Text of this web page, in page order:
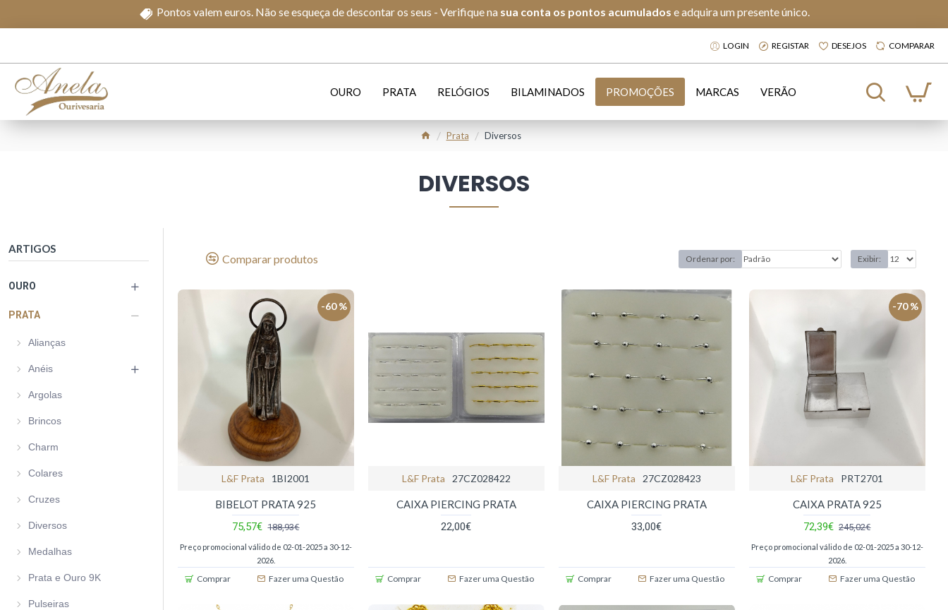
Pontos valem euros. Não se esqueça de descontar os seus - Verifique na sua conta os pontos acumulados e adquira um presente único.
LOGIN REGISTAR DESEJOS COMPARAR
OURO PRATA RELÓGIOS BILAMINADOS PROMOÇÕES MARCAS VERÃO
Prata Diversos
DIVERSOS
ARTIGOS
OURO
PRATA
Alianças
Anéis
Argolas
Brincos
Charm
Colares
Cruzes
Diversos
Medalhas
Prata e Ouro 9K
Pulseiras
Comparar produtos Ordenar por: Exibir:
-60 %
L&f Prata 1BI2001
BIBELOT PRATA 925
75,57€ 188,93€
Preço promocional válido de 02-01-2025 a 30-12-
2026.
Comprar Fazer uma Questão
L&f Prata 27CZ028422
CAIXA PIERCING PRATA
22,00€
Comprar Fazer uma Questão
L&f Prata 27CZ028423
CAIXA PIERCING PRATA
33,00€
Comprar Fazer uma Questão
-70 %
L&f Prata PRT2701
CAIXA PRATA 925
72,39€ 245,02€
Preço promocional válido de 02-01-2025 a 30-12-
2026.
Comprar Fazer uma Questão